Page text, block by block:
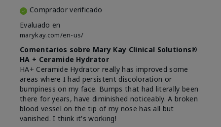
Comprador verificado
Evaluado en
marykay.com/en-us/
Comentarios sobre Mary Kay Clinical Solutions®
HA + Ceramide Hydrator
HA+ Ceramide Hydrator really has improved some
areas where I had persistent discoloration or
bumpiness on my face. Bumps that had literally been
there for years, have diminished noticeably. A broken
blood vessel on the tip of my nose has all but
vanished. I think it's working!